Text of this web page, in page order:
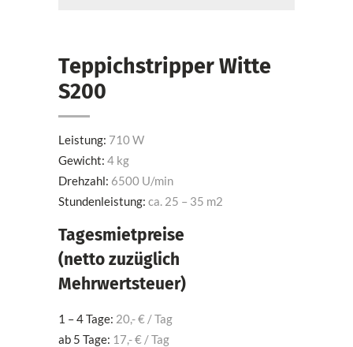
Teppichstripper Witte
S200
Leistung: 710 W
Gewicht: 4 kg
Drehzahl: 6500 U/min
Stundenleistung: ca. 25 – 35 m2
Tagesmietpreise
(netto zuzüglich
Mehrwertsteuer)
1 – 4 Tage: 20,- € / Tag
ab 5 Tage: 17,- € / Tag